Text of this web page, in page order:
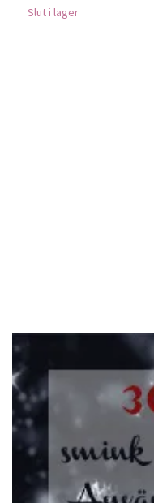
Slut i lager